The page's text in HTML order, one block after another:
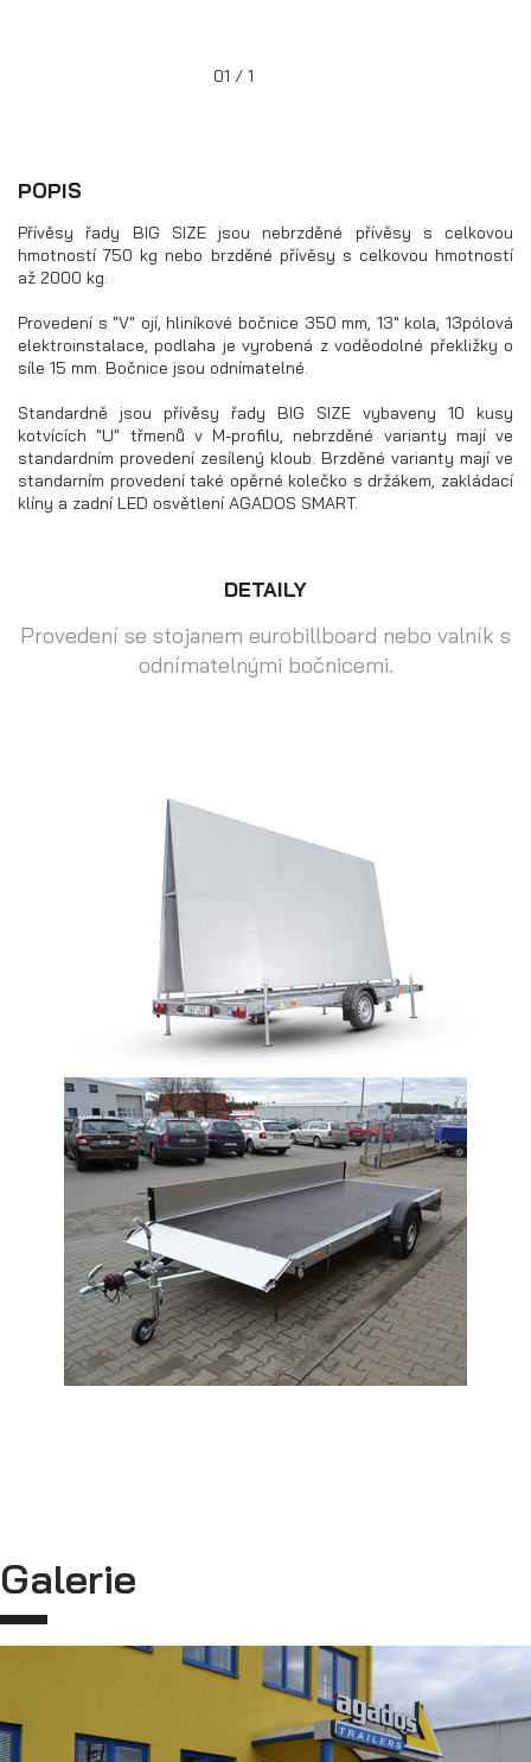
Přívěsy s koly pod ložnou plochou
(hliníkové a plechové bočnice)
Přepravníky motocyklů
Sklápěcí přívěsy
01 / 1
POPIS
Přívěsy řady BIG SIZE jsou nebrzděné přívěsy s celkovou
hmotností 750 kg nebo brzděné přívěsy s celkovou hmotností
až 2000 kg.
Provedení s "V" ojí, hliníkové bočnice 350 mm, 13" kola, 13pólová
elektroinstalace, podlaha je vyrobená z voděodolné překližky o
síle 15 mm. Bočnice jsou odnímatelné.
Standardně jsou přívěsy řady BIG SIZE vybaveny 10 kusy
kotvících "U" třmenů v M-profilu, nebrzděné varianty mají ve
standardním provedení zesílený kloub. Brzděné varianty mají ve
standarním provedení také opěrné kolečko s držákem, zakládací
klíny a zadní LED osvětlení AGADOS SMART.
DETAILY
Provedení se stojanem eurobillboard nebo valník s
odnímatelnými bočnicemi.
Galerie